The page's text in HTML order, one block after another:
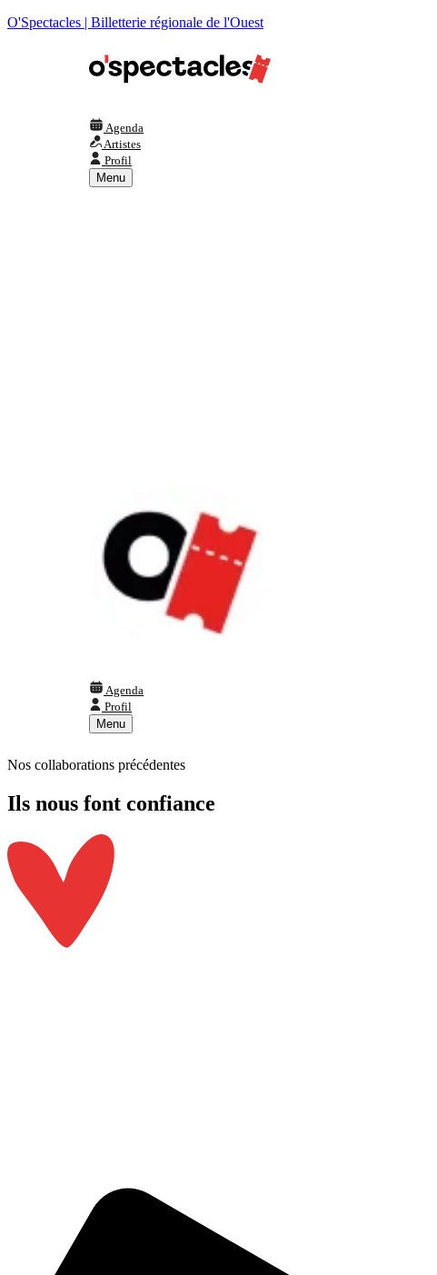
O'Spectacles | Billetterie régionale de l'Ouest
Agenda
Artistes
Profil
Menu
Agenda
Profil
Menu
Nos collaborations précédentes
Ils nous font confiance